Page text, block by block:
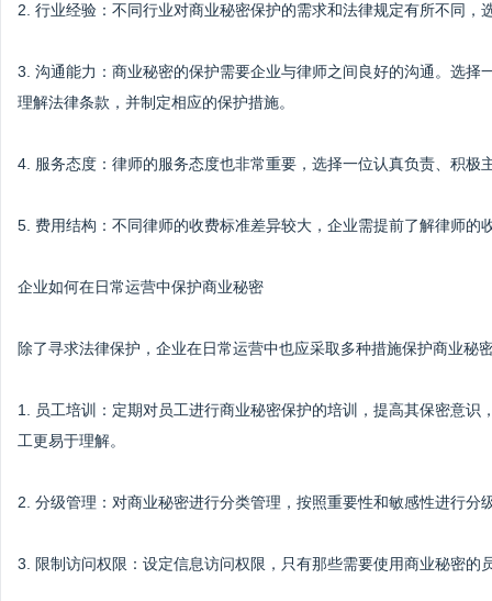
2. 行业经验：不同行业对商业秘密保护的需求和法律规定有所不同，
3. 沟通能力：商业秘密的保护需要企业与律师之间良好的沟通。选
理解法律条款，并制定相应的保护措施。
4. 服务态度：律师的服务态度也非常重要，选择一位认真负责、积
5. 费用结构：不同律师的收费标准差异较大，企业需提前了解律师的
企业如何在日常运营中保护商业秘密
除了寻求法律保护，企业在日常运营中也应采取多种措施保护商业秘
1. 员工培训：定期对员工进行商业秘密保护的培训，提高其保密意
工更易于理解。
2. 分级管理：对商业秘密进行分类管理，按照重要性和敏感性进行
3. 限制访问权限：设定信息访问权限，只有那些需要使用商业秘密